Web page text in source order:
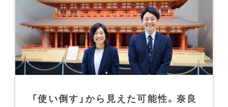
「使い倒す」から見えた可能性。奈良